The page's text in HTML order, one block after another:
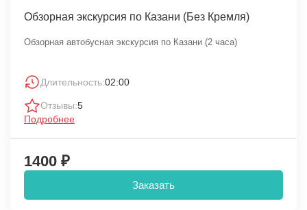
Обзорная экскурсия по Казани (Без Кремля)
Обзорная автобусная экскурсия по Казани (2 часа)
Длительность:02:00
Отзывы:5
Подробнее
1400 ₽
Заказать